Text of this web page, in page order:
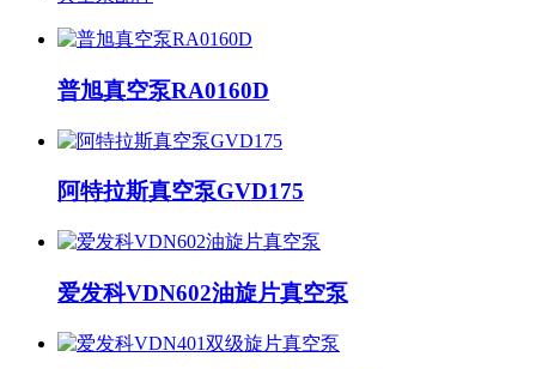
普旭真空泵RA0160D
阿特拉斯真空泵GVD175
爱发科VDN602油旋片真空泵